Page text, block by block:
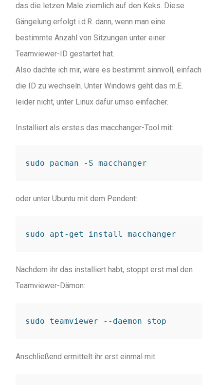
das die letzen Male ziemlich auf den Keks. Diese
Gängelung erfolgt i.d.R. dann, wenn man eine
bestimmte Anzahl von Sitzungen unter einer
Teamviewer-ID gestartet hat.
Also dachte ich mir, wäre es bestimmt sinnvoll, einfach
die ID zu wechseln. Unter Windows geht das m.E.
leider nicht, unter Linux dafür umso einfacher.
Installiert als erstes das macchanger-Tool mit:
sudo pacman -S macchanger
oder unter Ubuntu mit dem Pendent:
sudo apt-get install macchanger
Nachdem ihr das installiert habt, stoppt erst mal den
Teamviewer-Dämon:
sudo teamviewer --daemon stop
Anschließend ermittelt ihr erst einmal mit: